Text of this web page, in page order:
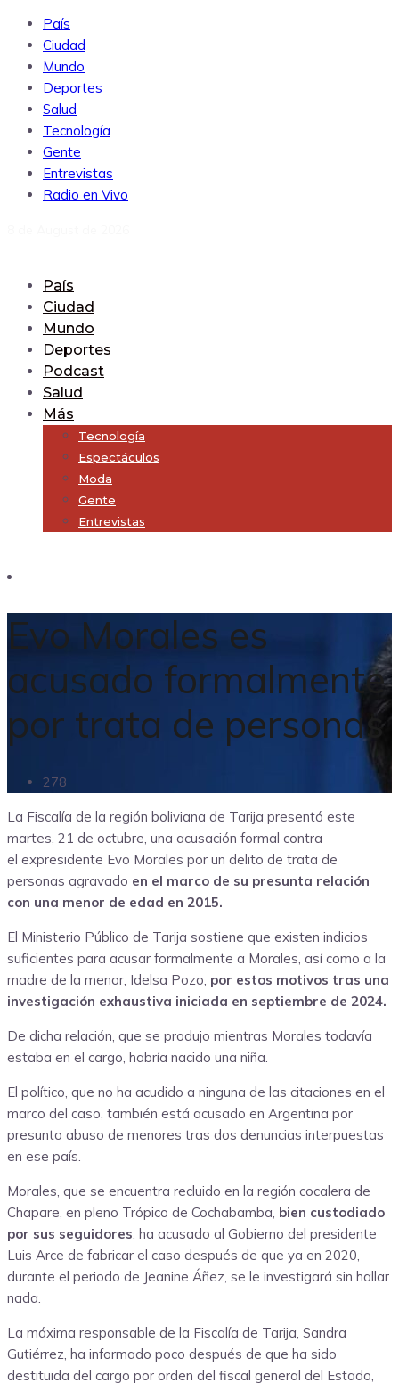
País
Ciudad
Mundo
Deportes
Salud
Tecnología
Gente
Entrevistas
Radio en Vivo
País
Ciudad
Mundo
Deportes
Podcast
Salud
Más
Tecnología
Espectáculos
Moda
Gente
Entrevistas
Evo Morales es
acusado formalmente
por trata de personas
278
La Fiscalía de la región boliviana de Tarija presentó este
martes, 21 de octubre, una acusación formal contra
el expresidente Evo Morales por un delito de trata de
personas agravado en el marco de su presunta relación
con una menor de edad en 2015.
El Ministerio Público de Tarija sostiene que existen indicios
suficientes para acusar formalmente a Morales, así como a la
madre de la menor, Idelsa Pozo, por estos motivos tras una
investigación exhaustiva iniciada en septiembre de 2024.
De dicha relación, que se produjo mientras Morales todavía
estaba en el cargo, habría nacido una niña.
El político, que no ha acudido a ninguna de las citaciones en el
marco del caso, también está acusado en Argentina por
presunto abuso de menores tras dos denuncias interpuestas
en ese país.
Morales, que se encuentra recluido en la región cocalera de
Chapare, en pleno Trópico de Cochabamba, bien custodiado
por sus seguidores, ha acusado al Gobierno del presidente
Luis Arce de fabricar el caso después de que ya en 2020,
durante el periodo de Jeanine Áñez, se le investigará sin hallar
nada.
La máxima responsable de la Fiscalía de Tarija, Sandra
Gutiérrez, ha informado poco después de que ha sido
destituida del cargo por orden del fiscal general del Estado,